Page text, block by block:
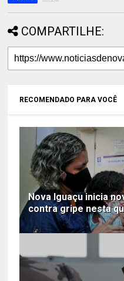
COMPARTILHE:
RECOMENDADO PARA VOCÊ
Nova Iguaçu inicia
contra gripe nesta